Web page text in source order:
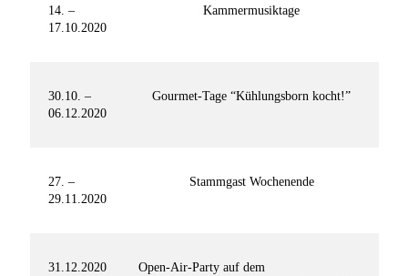
14. –
17.10.2020
Kammermusiktage
30.10. –
06.12.2020
Gourmet-Tage “Kühlungsborn kocht!”
27. –
29.11.2020
Stammgast Wochenende
31.12.2020
Open-Air-Party auf dem